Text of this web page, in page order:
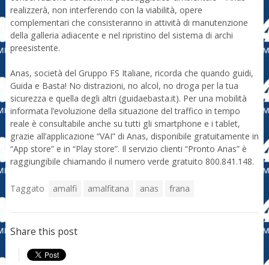
realizzerà, non interferendo con la viabilità, opere
complementari che consisteranno in attività di manutenzione
della galleria adiacente e nel ripristino del sistema di archi
preesistente.
Anas, società del Gruppo FS Italiane, ricorda che quando guidi,
Guida e Basta! No distrazioni, no alcol, no droga per la tua
sicurezza e quella degli altri (guidaebasta.it). Per una mobilità
informata l’evoluzione della situazione del traffico in tempo
reale è consultabile anche su tutti gli smartphone e i tablet,
grazie all’applicazione “VAI” di Anas, disponibile gratuitamente in
“App store” e in “Play store”. Il servizio clienti “Pronto Anas” è
raggiungibile chiamando il numero verde gratuito 800.841.148.
Taggato amalfi amalfitana anas frana
Share this post